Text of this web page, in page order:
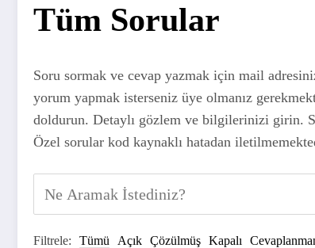
Tüm Sorular
Soru sormak ve cevap yazmak için mail
yorum yapmak isterseniz üye olmanız
doldurun. Detaylı gözlem ve bilgilerinizi girin.
Özel sorular kod kaynaklı hatadan
Filtrele: Tümü Açık Çözülmüş Kapalı